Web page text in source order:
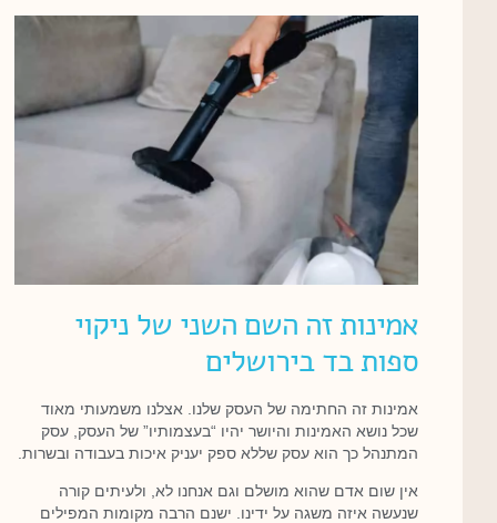
אמינות זה השם השני של ניקוי
ספות בד בירושלים
אמינות זה החתימה של העסק שלנו. אצלנו משמעותי מאוד
שכל נושא האמינות והיושר יהיו “בעצמותיו” של העסק, עסק
המתנהל כך הוא עסק שללא ספק יעניק איכות בעבודה ובשרות.
אין שום אדם שהוא מושלם וגם אנחנו לא, ולעיתים קורה
שנעשה איזה משגה על ידינו. ישנם הרבה מקומות המפילים